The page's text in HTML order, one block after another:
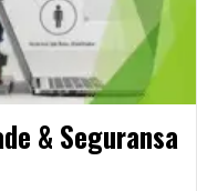
& Seguransa